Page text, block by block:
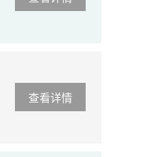
查看详情